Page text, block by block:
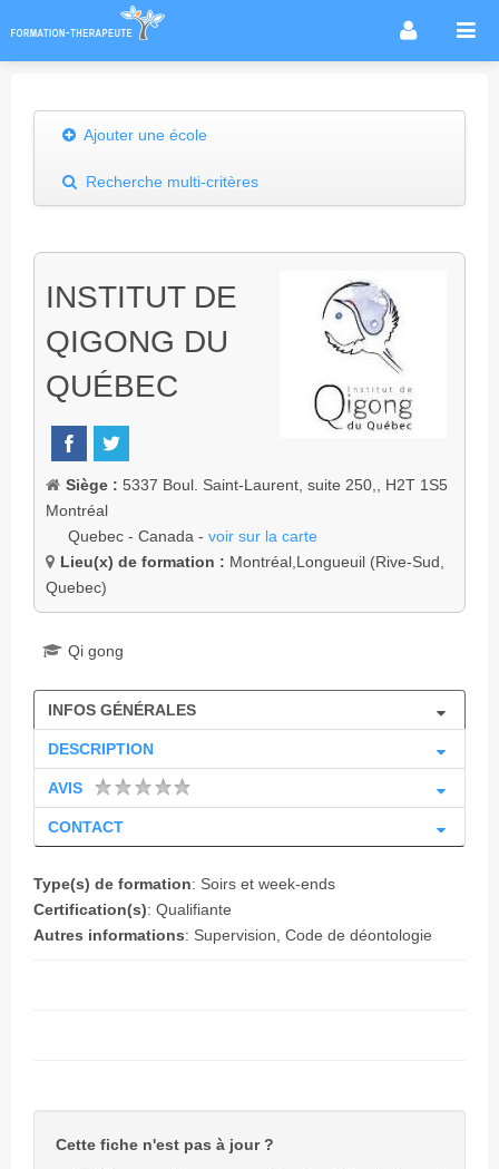
Infos métier
Annuaire des praticiens
Agenda & Actualités
Forum
Ajouter une école
Recherche multi-critères
INSTITUT DE
QIGONG DU
QUÉBEC
Siège : 5337 Boul. Saint-Laurent, suite 250,, H2T 1S5
Montréal
Quebec - Canada - voir sur la carte
Lieu(x) de formation : Montréal,Longueuil (Rive-Sud,
Quebec)
Qi gong
INFOS GÉNÉRALES
DESCRIPTION
AVIS
CONTACT
Type(s) de formation: Soirs et week-ends
Certification(s): Qualifiante
Autres informations: Supervision, Code de déontologie
Cette fiche n'est pas à jour ?